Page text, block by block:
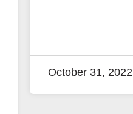
October 31, 2022